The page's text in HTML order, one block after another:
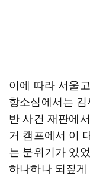
이에 따라 서울
항소심에서는
반 사건 재판에
거 캠프에서 이
는 분위기가 있
하나하나 되짚